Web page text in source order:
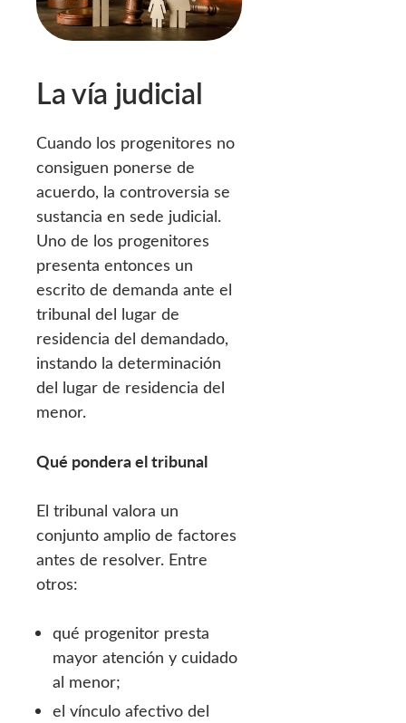
La vía judicial
Cuando los progenitores no
consiguen ponerse de
acuerdo, la controversia se
sustancia en sede judicial.
Uno de los progenitores
presenta entonces un
escrito de demanda ante el
tribunal del lugar de
residencia del demandado,
instando la determinación
del lugar de residencia del
menor.
Qué pondera el tribunal
El tribunal valora un
conjunto amplio de factores
antes de resolver. Entre
otros:
qué progenitor presta
mayor atención y cuidado
al menor;
el vínculo afectivo del